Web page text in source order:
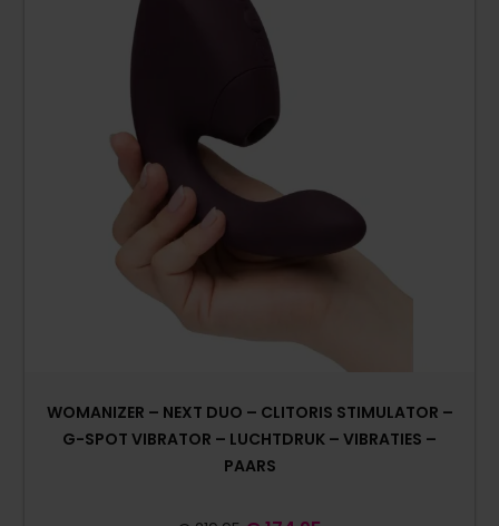
WOMANIZER – NEXT DUO – CLITORIS STIMULATOR –
G-SPOT VIBRATOR – LUCHTDRUK – VIBRATIES –
PAARS